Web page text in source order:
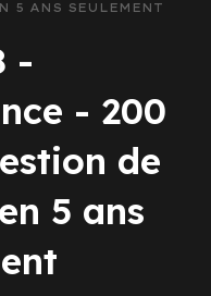
5 ANS SEULEMENT
-
- 200
de
5 ans